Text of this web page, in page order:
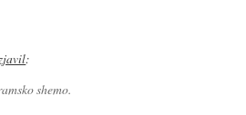
:
shemo.